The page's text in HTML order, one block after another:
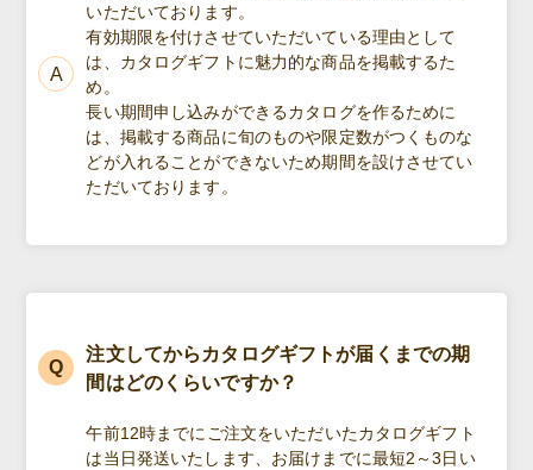
いただいております。
有効期限を付けさせていただいている理由として
は、カタログギフトに魅力的な商品を掲載するた
め。
長い期間申し込みができるカタログを作るために
は、掲載する商品に旬のものや限定数がつくものな
どが入れることができないため期間を設けさせてい
ただいております。
注文してからカタログギフトが届くまでの期
間はどのくらいですか？
午前12時までにご注文をいただいたカタログギフト
は当日発送いたします、お届けまでに最短2～3日い